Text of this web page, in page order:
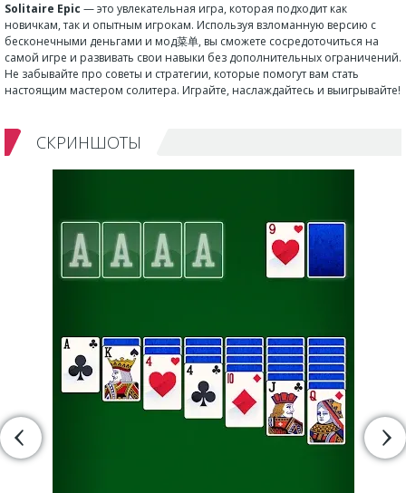
Solitaire Epic — это увлекательная игра, которая подходит как
новичкам, так и опытным игрокам. Используя взломанную версию с
бесконечными деньгами и мод菜单, вы сможете сосредоточиться на
самой игре и развивать свои навыки без дополнительных ограничений.
Не забывайте про советы и стратегии, которые помогут вам стать
настоящим мастером солитера. Играйте, наслаждайтесь и выигрывайте!
СКРИНШОТЫ